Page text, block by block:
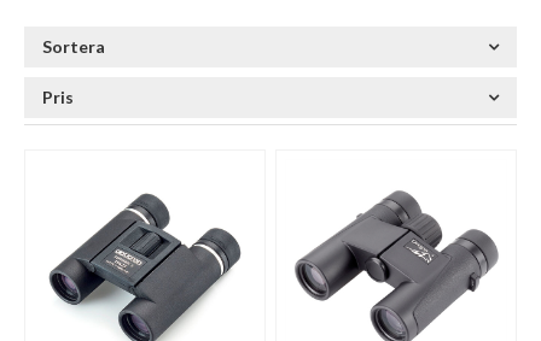
Sortera
Pris